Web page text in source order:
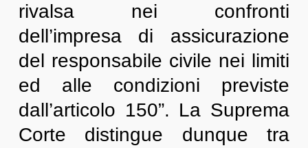
rivalsa nei confronti
dell’impresa di assicurazione
del responsabile civile nei limiti
ed alle condizioni previste
dall’articolo 150”. La Suprema
Corte distingue dunque tra